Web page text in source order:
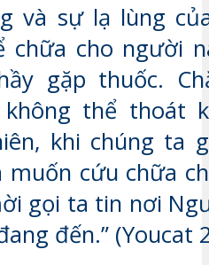
và sự lạ lùng
chữa cho người
gặp thuốc.
thể thoát
khi chúng ta
muốn cứu chữa
gọi ta tin nơi
đến.” (Youcat